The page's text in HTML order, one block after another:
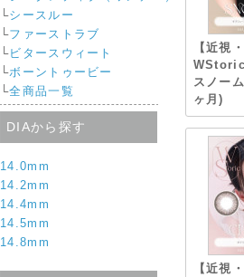
└シースルー
└ファーストラブ
└ビタースウィート
└ボーントゥービー
└全商品一覧
DIAから探す
14.0mm
14.2mm
14.4mm
14.5mm
14.8mm
【近視
WStoric
スノー
ヶ月)
【近視